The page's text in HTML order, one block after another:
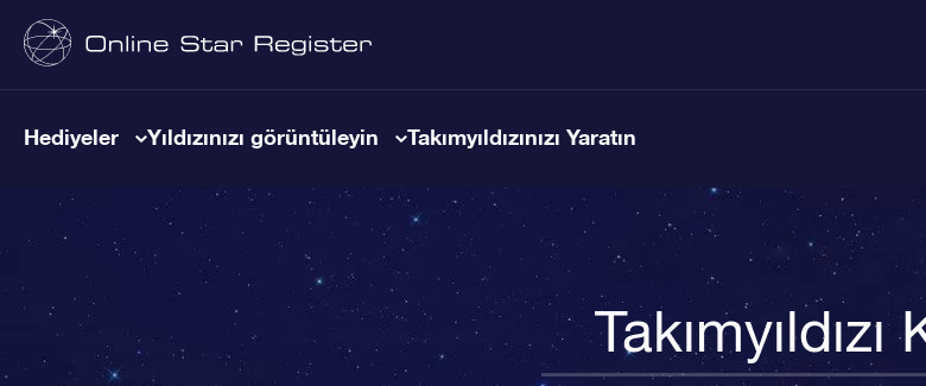
Hediyeler Yıldızınızı görüntüleyin Takımyıldızınızı Yaratın
Takımyıldızı